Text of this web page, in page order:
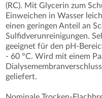
(RC). Mit Glycerin zum
Einweichen in Wasser
einen geringen Anteil an
Sulfidverunreinigungen.
geeignet für den pH-
- 60 °C. Wird mit einem
geliefert.